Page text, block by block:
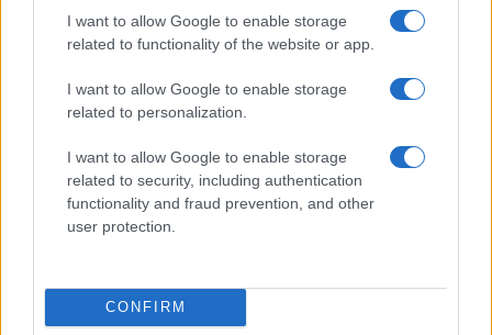
I want to allow Google to enable storage
related to functionality of the website or app.
I want to allow Google to enable storage
related to personalization.
I want to allow Google to enable storage
related to security, including authentication
functionality and fraud prevention, and other
user protection.
CONFIRM
lo avete chiesto a fare di vaccinarci se poi
intendete chiudere nuovamente? A quel punto
occorrerebbero davvero risposte sensate che
tornare alla normalità: a lungo andare nessuno ci
crederebbe più.
Il filosofo inglese John Locke suggerisce una via
d’uscita con la“Lettera sulla tolleranza”